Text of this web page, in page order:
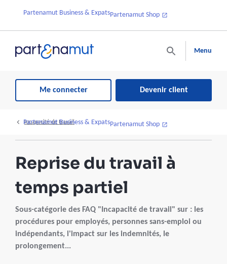
Partenamut Business & ExpatsPartenamut Shop
Menu
Me connecter Devenir client
Partenamut Business & ExpatsPartenamut Shop
Incapacité de travail
Reprise du travail à
temps partiel
Sous-catégorie des FAQ "Incapacité de travail" sur : les
procédures pour employés, personnes sans-emploi ou
indépendants, l'impact sur les indemnités, le
prolongement...